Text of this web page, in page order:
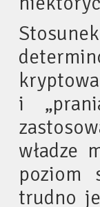
i
władze
poziom
trudno